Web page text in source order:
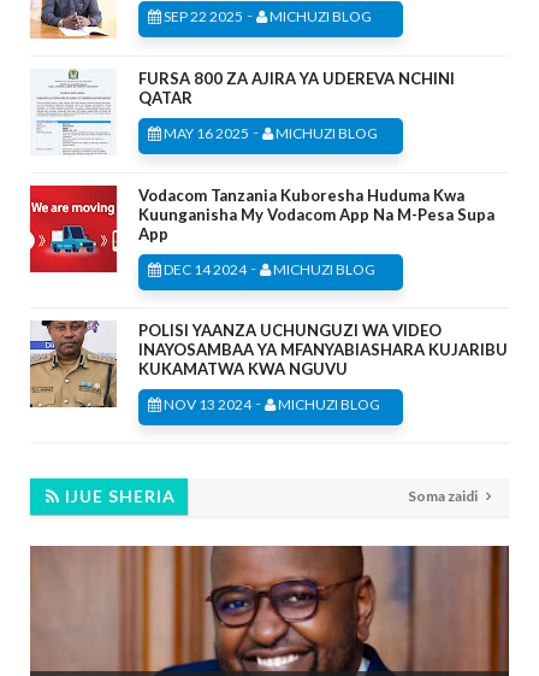
SEP 22 2025 - MICHUZI BLOG
FURSA 800 ZA AJIRA YA UDEREVA NCHINI
QATAR
MAY 16 2025 - MICHUZI BLOG
Vodacom Tanzania Kuboresha Huduma Kwa
Kuunganisha My Vodacom App Na M-Pesa Supa
App
DEC 14 2024- MICHUZI BLOG
POLISI YAANZA UCHUNGUZI WA VIDEO
INAYOSAMBAA YA MFANYABIASHARA KUJARIBU
KUKAMATWA KWA NGUVU
NOV 13 2024- MICHUZI BLOG
IJUE SHERIA Soma zaidi